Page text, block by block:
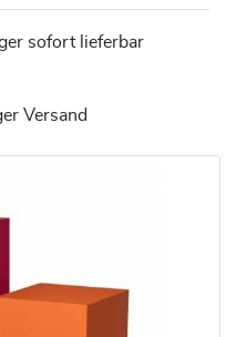
sofort lieferbar
Versand